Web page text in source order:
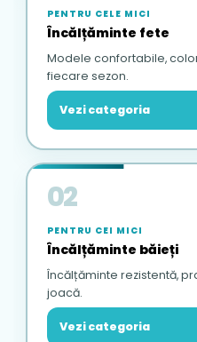
PENTRU CELE MICI
Încălțăminte fete
Modele confortabile,
fiecare sezon.
Vezi categoria
02
PENTRU CEI MICI
Încălțăminte băieți
Încălțăminte rezistentă,
joacă.
Vezi categoria